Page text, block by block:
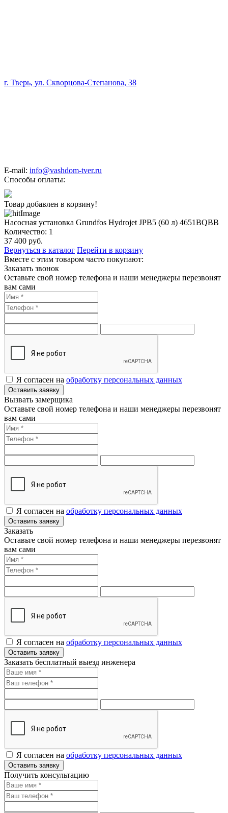
г. Тверь, ул. Скворцова-Степанова, 38
E-mail: info@vashdom-tver.ru
Способы оплаты:
Товар добавлен в корзину!
Насосная установка Grundfos Hydrojet JPB5 (60 л) 4651BQBB
Количество: 1
37 400 руб.
Вернуться в каталог Перейти в корзину
Вместе с этим товаром часто покупают:
Заказать звонок
Оставьте свой номер телефона и наши менеджеры перезвонят
вам сами
Я согласен на обработку персональных данных
Оставить заявку
Вызвать замерщика
Оставьте свой номер телефона и наши менеджеры перезвонят
вам сами
Я согласен на обработку персональных данных
Оставить заявку
Заказать
Оставьте свой номер телефона и наши менеджеры перезвонят
вам сами
Я согласен на обработку персональных данных
Оставить заявку
Заказать бесплатный выезд инженера
Я согласен на обработку персональных данных
Оставить заявку
Получить консультацию